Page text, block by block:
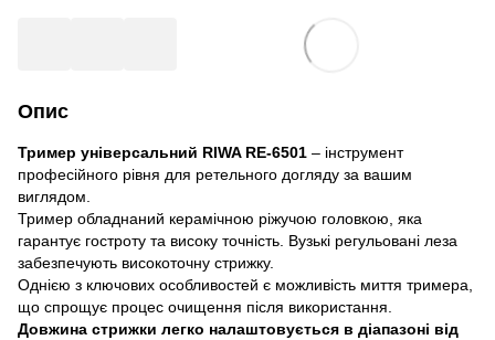
Опис
Тример універсальний RIWA RE-6501 – інструмент
професійного рівня для ретельного догляду за вашим
виглядом.
Тример обладнаний керамічною ріжучою головкою, яка
гарантує гостроту та високу точність. Вузькі регульовані леза
забезпечують високоточну стрижку.
Однією з ключових особливостей є можливість миття тримера,
що спрощує процес очищення після використання.
Довжина стрижки легко налаштовується в діапазоні від